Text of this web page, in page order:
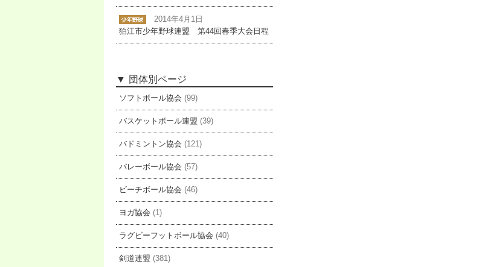
2014年4月1日
狛江市少年野球連盟 第44回春季大会日程
団体別ページ
ソフトボール協会 (99)
バスケットボール連盟 (39)
バドミントン協会 (121)
バレーボール協会 (57)
ビーチボール協会 (46)
ヨガ協会 (1)
ラグビーフットボール協会 (40)
剣道連盟 (381)